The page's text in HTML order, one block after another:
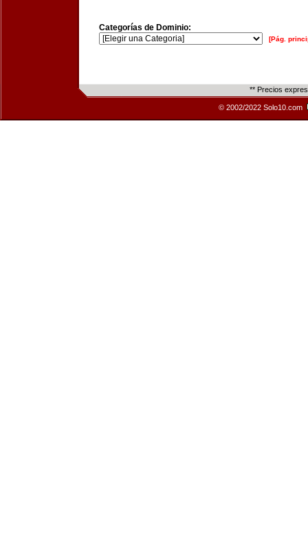
Categorías de Dominio:
[Pág.
** Precios
© 2002/2022 Solo10.com